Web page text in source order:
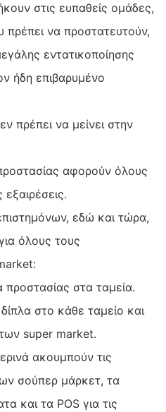
στις ευπαθείς ομάδες,
πρέπει να προστατευτούν,
εντατικοποίησης
ήδη επιβαρυμένο
πρέπει να μείνει στην
αφορούν όλους
εδώ και τώρα,
όλους τους
στα ταμεία.
στο κάθε ταμείο και
super market.
ακουμπούν τις
σούπερ μάρκετ, τα
και τα POS για τις